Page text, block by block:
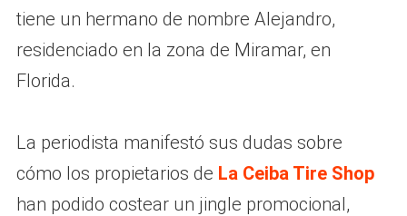
tiene un hermano de nombre Alejandro,
residenciado en la zona de Miramar, en
Florida.
La periodista manifestó sus dudas sobre
cómo los propietarios de La Ceiba Tire Shop
han podido costear un jingle promocional,